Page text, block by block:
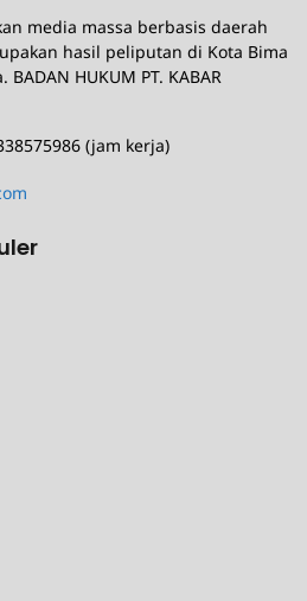
media massa berbasis daerah
hasil peliputan di Kota Bima
HUKUM PT. KABAR
(jam kerja)